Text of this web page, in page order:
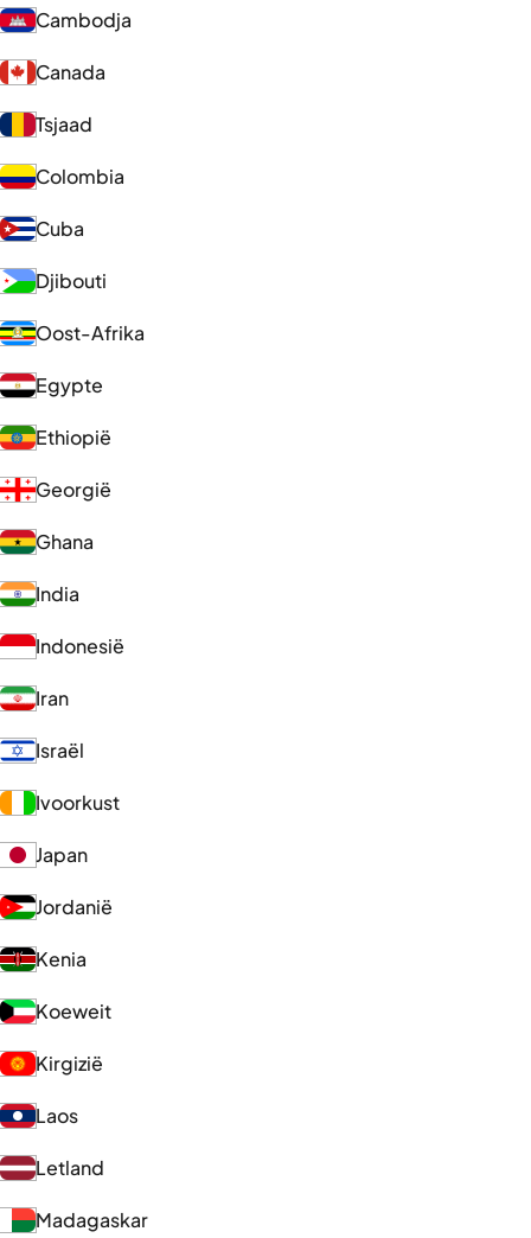
Cambodja
Canada
Tsjaad
Colombia
Cuba
Djibouti
Oost-Afrika
Egypte
Ethiopië
Georgië
Ghana
India
Indonesië
Iran
Israël
Ivoorkust
Japan
Jordanië
Kenia
Koeweit
Kirgizië
Laos
Letland
Madagaskar